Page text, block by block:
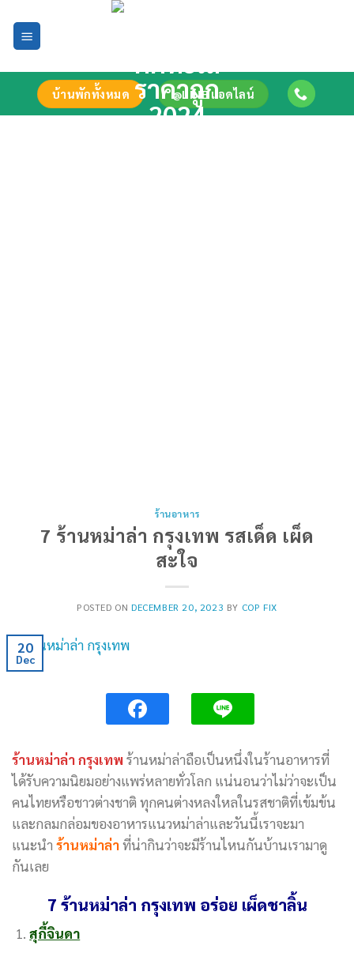
content
บ้านพักทั้งหมด @LINE แอดไลน์
ร้านอาหาร
7 ร้านหม่าล่า กรุงเทพ รสเด็ด เผ็ด
สะใจ
POSTED ON DECEMBER 20, 2023 BY COP FIX
20
Dec
ร้านหม่าล่า กรุงเทพร้านหม่าล่าถือเป็นหนึ่งในร้านอาหารที่
ได้รับความนิยมอย่างแพร่หลายทั่วโลก แน่นอนว่าไม่ว่าจะเป็น
คนไทยหรือชาวต่างชาติ ทุกคนต่างหลงใหลในรสชาติที่เข้มข้น
และกลมกล่อมของอาหารแนวหม่าล่าและวันนี้เราจะมา
แนะนำ ร้านหม่าล่าที่น่ากินว่าจะมีร้านไหนกันบ้านเรามาดู
กันเลย
7 ร้านหม่าล่า กรุงเทพ อร่อย เผ็ดชาลิ้น
สุกี้จินดา